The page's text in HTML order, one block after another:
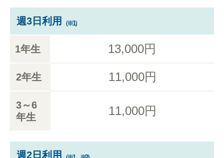
週3日利用 （※1）
1年生 13,000円
2年生 11,000円
3～6
年生
11,000円
週2日利用